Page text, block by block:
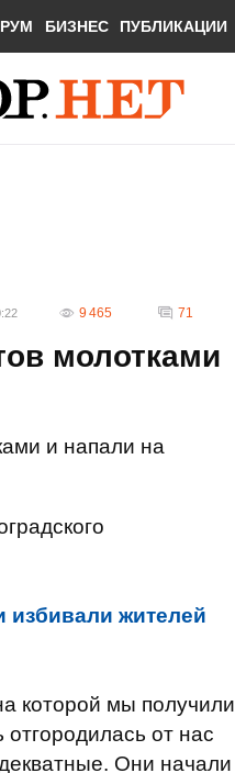
БИЗНЕС ПУБЛИКАЦИИ
9 465 71
молотками
и напали на
жителей
которой мы получили
от нас
Они начали